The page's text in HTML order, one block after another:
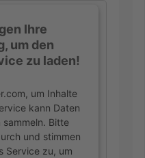
Ihre
um den
zu laden!
um Inhalte
kann Daten
Bitte
und stimmen
Service zu, um